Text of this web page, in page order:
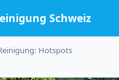
Schweiz
Hotspots